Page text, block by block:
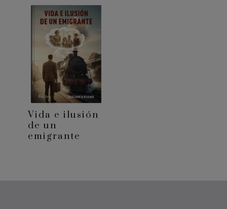
Vida e ilusión
de un
emigrante